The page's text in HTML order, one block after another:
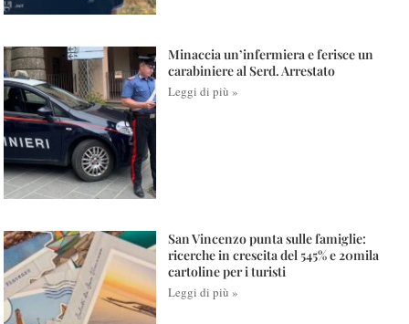
Minaccia un’infermiera e ferisce un
carabiniere al Serd. Arrestato
Leggi di più »
San Vincenzo punta sulle famiglie:
ricerche in crescita del 545% e 20mila
cartoline per i turisti
Leggi di più »